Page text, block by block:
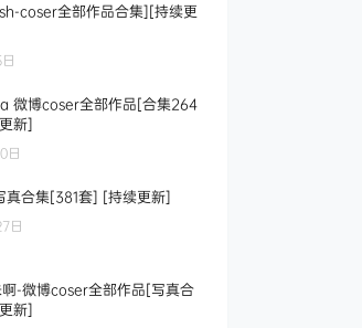
coser全部作品合集][持续更
微博coser全部作品[合集264
新]
日
真合集[381套] [持续更新]
日
-微博coser全部作品[写真合
新]